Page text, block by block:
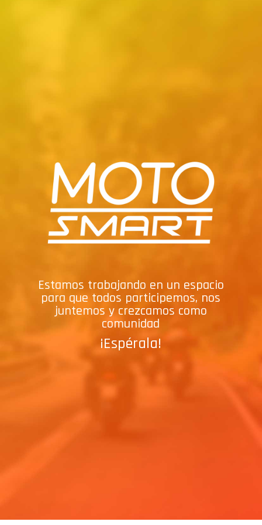
Estamos trabajando en un espacio
para que todos participemos, nos
juntemos y crezcamos como
comunidad
¡Espérala!